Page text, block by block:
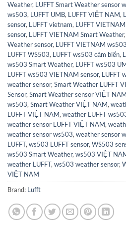
Weather, LUFFT Smart Weather sensor
ws503, LUFFT UMB, LUFFT VIỆT NAM,
sensor, LUFFT vietnam, LUFFT
sensor, LUFFT VIETNAM Smart Weather,
Weather sensor, LUFFT VIETNAM ws503
LUFFT WS503, LUFFT ws503 cảm biến,
ws503 Smart Weather, LUFFT ws503
LUFFT ws503 VIETNAM sensor, LUFFT
weather sensor,Smart Weather LUFFT
Sensor,Smart Weather sensor VIỆT NAM
ws503,Smart Weather VIỆT NAM,
LUFFT VIỆT NAM,weather LUFFT
weather sensor LUFFT VIỆT NAM,
weather sensor ws503,weather sensor
LUFFT,ws503 LUFFT sensor,WS503
ws503 Smart Weather,ws503 VIỆT
weather LUFFT,ws503 weather sensor,
VIỆT NAM
Brand: Lufft